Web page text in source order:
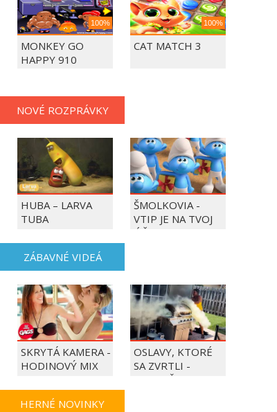
100%
MONKEY GO
HAPPY 910
100%
CAT MATCH 3
NOVÉ ROZPRÁVKY
HUBA – LARVA
TUBA
ŠMOLKOVIA -
VTIP JE NA TVOJ
ÚČET
ZÁBAVNÉ VIDEÁ
SKRYTÁ KAMERA -
HODINOVÝ MIX
OSLAVY, KTORÉ
SA ZVRTLI -
NAJLEPŠIE
HERNÉ NOVINKY